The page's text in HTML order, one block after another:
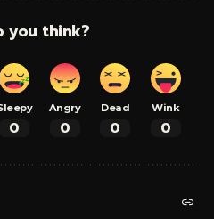
you think?
0
Angry
0
Dead
0
Wink
0